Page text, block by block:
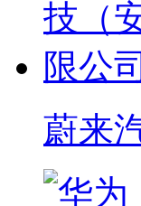
蔚来